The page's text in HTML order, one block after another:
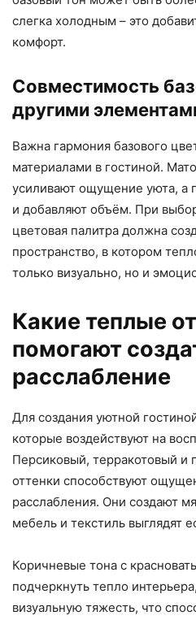
слегка холодным – это
комфорт.
Совместимость
другими
Важна гармония базового
материалами в гостиной.
усиливают ощущение уюта, а
и добавляют объём. При
цветовая палитра должна
пространство, в котором
только визуально, но и
Какие теплые
помогают
расслабление
Для создания уютной
которые воздействуют на
Персиковый, терракотовый и
оттенки способствуют
расслабления. Они создают
мебель и текстиль выглядят
Коричневые тона с
подчеркнуть тепло
визуальную тяжесть, что